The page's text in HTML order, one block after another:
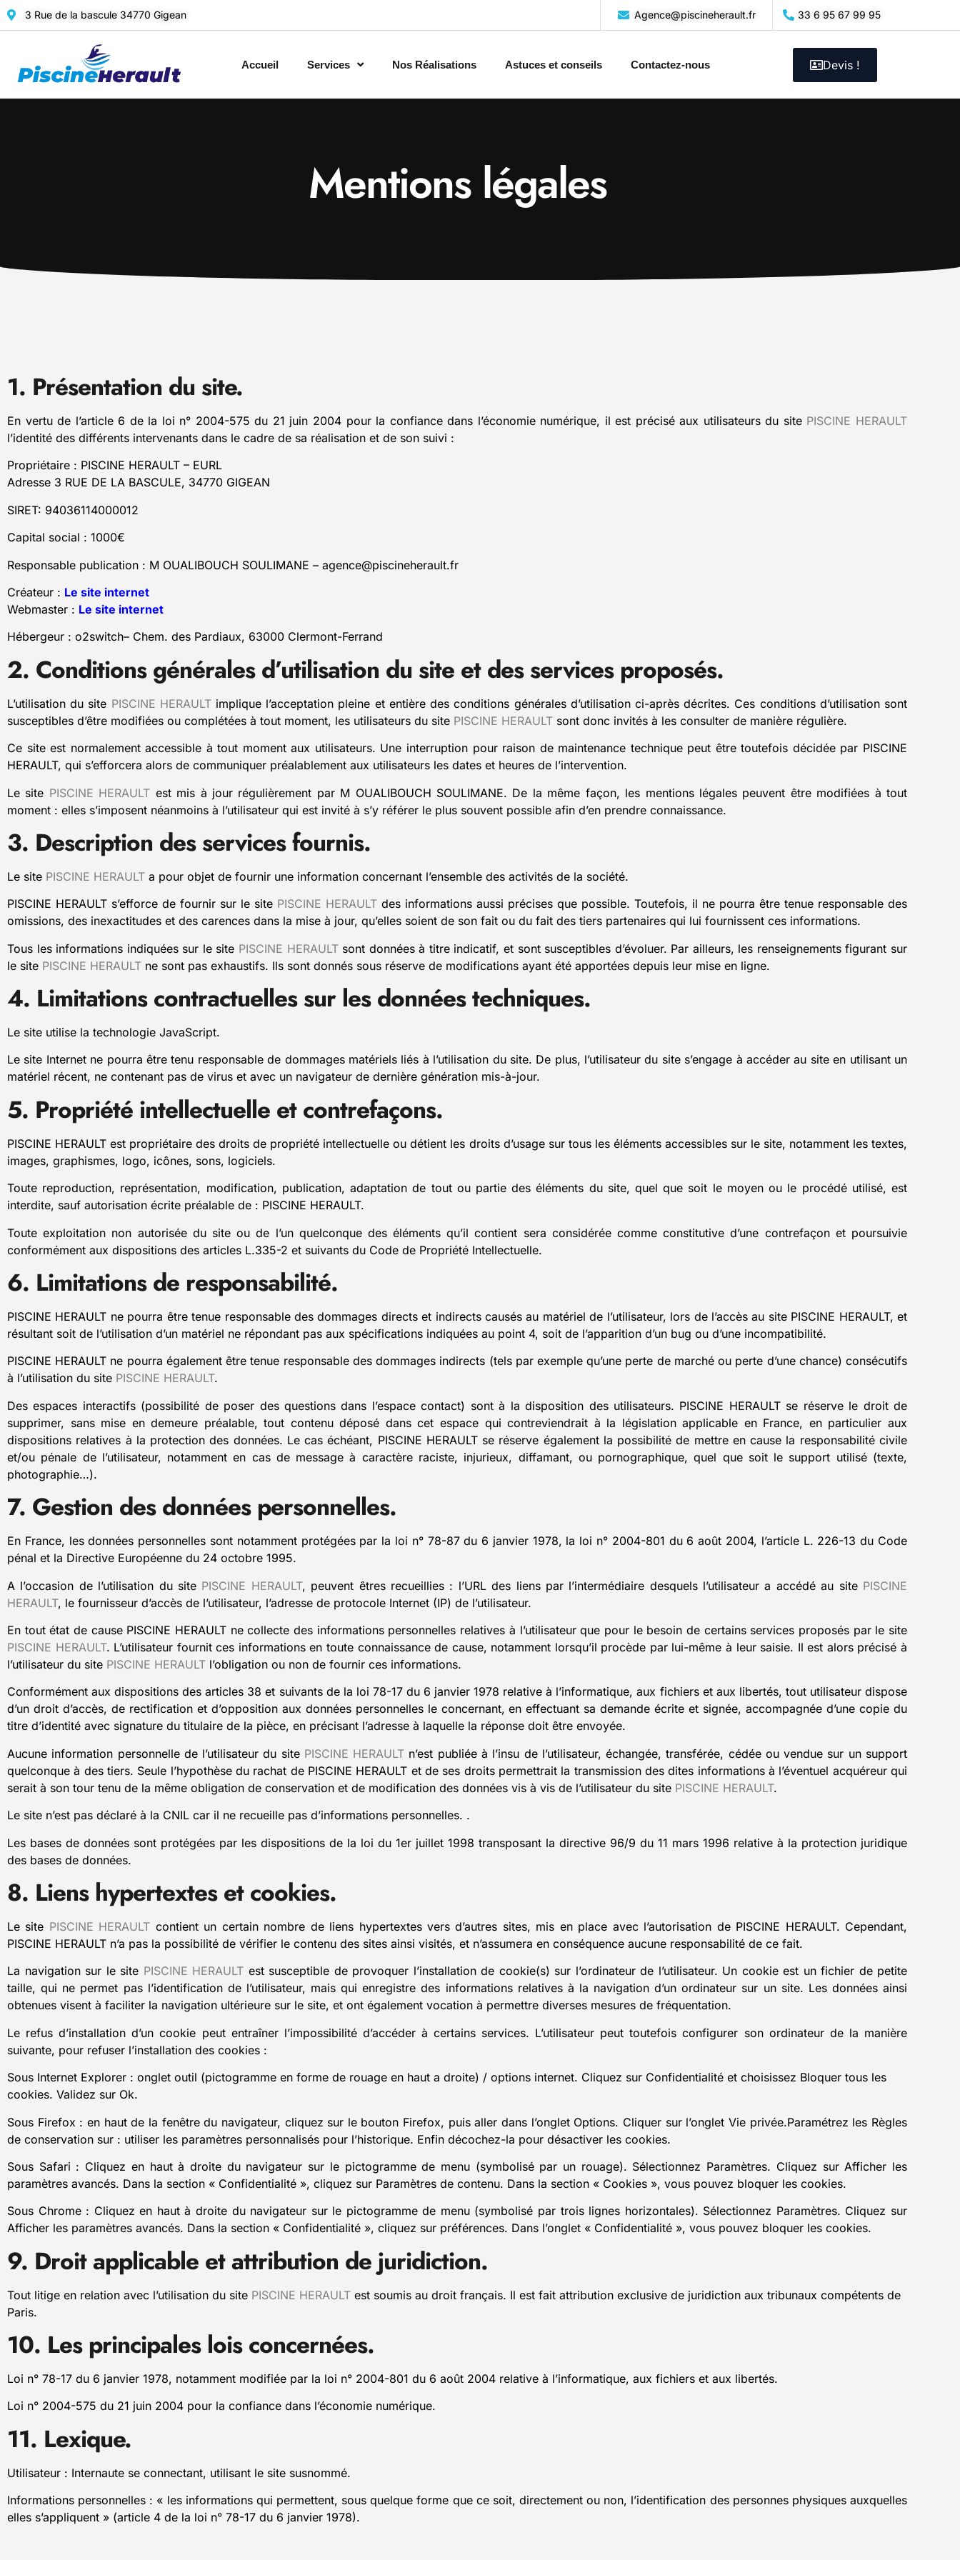
3 Rue de la bascule 34770 Gigean Agence@piscineherault.fr 33 6 95 67 99 95
Accueil Services Nos Réalisations Astuces et conseils Contactez-nous Devis !
Mentions légales
1. Présentation du site.
En vertu de l’article 6 de la loi n° 2004-575 du 21 juin 2004 pour la confiance dans l’économie numérique, il est précisé aux utilisateurs du site PISCINE HERAULT
l’identité des différents intervenants dans le cadre de sa réalisation et de son suivi :
Propriétaire : PISCINE HERAULT – EURL
Adresse 3 RUE DE LA BASCULE, 34770 GIGEAN
SIRET: 94036114000012
Capital social : 1000€
Responsable publication : M OUALIBOUCH SOULIMANE – agence@piscineherault.fr
Créateur : Le site internet
Webmaster : Le site internet
Hébergeur : o2switch– Chem. des Pardiaux, 63000 Clermont-Ferrand
2. Conditions générales d’utilisation du site et des services proposés.
L’utilisation du site PISCINE HERAULTimplique l’acceptation pleine et entière des conditions générales d’utilisation ci-après décrites. Ces conditions d’utilisation sont
susceptibles d’être modifiées ou complétées à tout moment, les utilisateurs du site PISCINE HERAULT sont donc invités à les consulter de manière régulière.
Ce site est normalement accessible à tout moment aux utilisateurs. Une interruption pour raison de maintenance technique peut être toutefois décidée par PISCINE
HERAULT, qui s’efforcera alors de communiquer préalablement aux utilisateurs les dates et heures de l’intervention.
Le site PISCINE HERAULT est mis à jour régulièrement par M OUALIBOUCH SOULIMANE. De la même façon, les mentions légales peuvent être modifiées à tout
moment : elles s’imposent néanmoins à l’utilisateur qui est invité à s’y référer le plus souvent possible afin d’en prendre connaissance.
3. Description des services fournis.
Le site PISCINE HERAULT a pour objet de fournir une information concernant l’ensemble des activités de la société.
PISCINE HERAULT s’efforce de fournir sur le site PISCINE HERAULT des informations aussi précises que possible. Toutefois, il ne pourra être tenue responsable des
omissions, des inexactitudes et des carences dans la mise à jour, qu’elles soient de son fait ou du fait des tiers partenaires qui lui fournissent ces informations.
Tous les informations indiquées sur le site PISCINE HERAULTsont données à titre indicatif, et sont susceptibles d’évoluer. Par ailleurs, les renseignements figurant sur
le site PISCINE HERAULT ne sont pas exhaustifs. Ils sont donnés sous réserve de modifications ayant été apportées depuis leur mise en ligne.
4. Limitations contractuelles sur les données techniques.
Le site utilise la technologie JavaScript.
Le site Internet ne pourra être tenu responsable de dommages matériels liés à l’utilisation du site. De plus, l’utilisateur du site s’engage à accéder au site en utilisant un
matériel récent, ne contenant pas de virus et avec un navigateur de dernière génération mis-à-jour.
5. Propriété intellectuelle et contrefaçons.
PISCINE HERAULT est propriétaire des droits de propriété intellectuelle ou détient les droits d’usage sur tous les éléments accessibles sur le site, notamment les textes,
images, graphismes, logo, icônes, sons, logiciels.
Toute reproduction, représentation, modification, publication, adaptation de tout ou partie des éléments du site, quel que soit le moyen ou le procédé utilisé, est
interdite, sauf autorisation écrite préalable de : PISCINE HERAULT.
Toute exploitation non autorisée du site ou de l’un quelconque des éléments qu’il contient sera considérée comme constitutive d’une contrefaçon et poursuivie
conformément aux dispositions des articles L.335-2 et suivants du Code de Propriété Intellectuelle.
6. Limitations de responsabilité.
PISCINE HERAULT ne pourra être tenue responsable des dommages directs et indirects causés au matériel de l’utilisateur, lors de l’accès au site PISCINE HERAULT, et
résultant soit de l’utilisation d’un matériel ne répondant pas aux spécifications indiquées au point 4, soit de l’apparition d’un bug ou d’une incompatibilité.
PISCINE HERAULT ne pourra également être tenue responsable des dommages indirects (tels par exemple qu’une perte de marché ou perte d’une chance) consécutifs
à l’utilisation du site PISCINE HERAULT.
Des espaces interactifs (possibilité de poser des questions dans l’espace contact) sont à la disposition des utilisateurs. PISCINE HERAULT se réserve le droit de
supprimer, sans mise en demeure préalable, tout contenu déposé dans cet espace qui contreviendrait à la législation applicable en France, en particulier aux
dispositions relatives à la protection des données. Le cas échéant, PISCINE HERAULT se réserve également la possibilité de mettre en cause la responsabilité civile
et/ou pénale de l’utilisateur, notamment en cas de message à caractère raciste, injurieux, diffamant, ou pornographique, quel que soit le support utilisé (texte,
photographie…).
7. Gestion des données personnelles.
En France, les données personnelles sont notamment protégées par la loi n° 78-87 du 6 janvier 1978, la loi n° 2004-801 du 6 août 2004, l’article L. 226-13 du Code
pénal et la Directive Européenne du 24 octobre 1995.
A l’occasion de l’utilisation du site PISCINE HERAULT, peuvent êtres recueillies : l’URL des liens par l’intermédiaire desquels l’utilisateur a accédé au site PISCINE
HERAULT, le fournisseur d’accès de l’utilisateur, l’adresse de protocole Internet (IP) de l’utilisateur.
En tout état de cause PISCINE HERAULT ne collecte des informations personnelles relatives à l’utilisateur que pour le besoin de certains services proposés par le site
PISCINE HERAULT. L’utilisateur fournit ces informations en toute connaissance de cause, notamment lorsqu’il procède par lui-même à leur saisie. Il est alors précisé à
l’utilisateur du site PISCINE HERAULT l’obligation ou non de fournir ces informations.
Conformément aux dispositions des articles 38 et suivants de la loi 78-17 du 6 janvier 1978 relative à l’informatique, aux fichiers et aux libertés, tout utilisateur dispose
d’un droit d’accès, de rectification et d’opposition aux données personnelles le concernant, en effectuant sa demande écrite et signée, accompagnée d’une copie du
titre d’identité avec signature du titulaire de la pièce, en précisant l’adresse à laquelle la réponse doit être envoyée.
Aucune information personnelle de l’utilisateur du site PISCINE HERAULT n’est publiée à l’insu de l’utilisateur, échangée, transférée, cédée ou vendue sur un support
quelconque à des tiers. Seule l’hypothèse du rachat de PISCINE HERAULT et de ses droits permettrait la transmission des dites informations à l’éventuel acquéreur qui
serait à son tour tenu de la même obligation de conservation et de modification des données vis à vis de l’utilisateur du site PISCINE HERAULT.
Le site n’est pas déclaré à la CNIL car il ne recueille pas d’informations personnelles. .
Les bases de données sont protégées par les dispositions de la loi du 1er juillet 1998 transposant la directive 96/9 du 11 mars 1996 relative à la protection juridique
des bases de données.
8. Liens hypertextes et cookies.
Le site PISCINE HERAULT contient un certain nombre de liens hypertextes vers d’autres sites, mis en place avec l’autorisation de PISCINE HERAULT. Cependant,
PISCINE HERAULT n’a pas la possibilité de vérifier le contenu des sites ainsi visités, et n’assumera en conséquence aucune responsabilité de ce fait.
La navigation sur le site PISCINE HERAULT est susceptible de provoquer l’installation de cookie(s) sur l’ordinateur de l’utilisateur. Un cookie est un fichier de petite
taille, qui ne permet pas l’identification de l’utilisateur, mais qui enregistre des informations relatives à la navigation d’un ordinateur sur un site. Les données ainsi
obtenues visent à faciliter la navigation ultérieure sur le site, et ont également vocation à permettre diverses mesures de fréquentation.
Le refus d’installation d’un cookie peut entraîner l’impossibilité d’accéder à certains services. L’utilisateur peut toutefois configurer son ordinateur de la manière
suivante, pour refuser l’installation des cookies :
Sous Internet Explorer : onglet outil (pictogramme en forme de rouage en haut a droite) / options internet. Cliquez sur Confidentialité et choisissez Bloquer tous les
cookies. Validez sur Ok.
Sous Firefox : en haut de la fenêtre du navigateur, cliquez sur le bouton Firefox, puis aller dans l’onglet Options. Cliquer sur l’onglet Vie privée.Paramétrez les Règles
de conservation sur : utiliser les paramètres personnalisés pour l’historique. Enfin décochez-la pour désactiver les cookies.
Sous Safari : Cliquez en haut à droite du navigateur sur le pictogramme de menu (symbolisé par un rouage). Sélectionnez Paramètres. Cliquez sur Afficher les
paramètres avancés. Dans la section « Confidentialité », cliquez sur Paramètres de contenu. Dans la section « Cookies », vous pouvez bloquer les cookies.
Sous Chrome : Cliquez en haut à droite du navigateur sur le pictogramme de menu (symbolisé par trois lignes horizontales). Sélectionnez Paramètres. Cliquez sur
Afficher les paramètres avancés. Dans la section « Confidentialité », cliquez sur préférences. Dans l’onglet « Confidentialité », vous pouvez bloquer les cookies.
9. Droit applicable et attribution de juridiction.
Tout litige en relation avec l’utilisation du site PISCINE HERAULT est soumis au droit français. Il est fait attribution exclusive de juridiction aux tribunaux compétents de
Paris.
10. Les principales lois concernées.
Loi n° 78-17 du 6 janvier 1978, notamment modifiée par la loi n° 2004-801 du 6 août 2004 relative à l’informatique, aux fichiers et aux libertés.
Loi n° 2004-575 du 21 juin 2004 pour la confiance dans l’économie numérique.
11. Lexique.
Utilisateur : Internaute se connectant, utilisant le site susnommé.
Informations personnelles : « les informations qui permettent, sous quelque forme que ce soit, directement ou non, l’identification des personnes physiques auxquelles
elles s’appliquent » (article 4 de la loi n° 78-17 du 6 janvier 1978).